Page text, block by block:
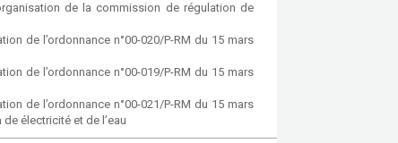
de la commission de régulation de
de l’ordonnance n°00-020/P-RM du 15 mars
de l’ordonnance n°00-019/P-RM du 15 mars
de l’ordonnance n°00-021/P-RM du 15 mars
électricité et de l’eau